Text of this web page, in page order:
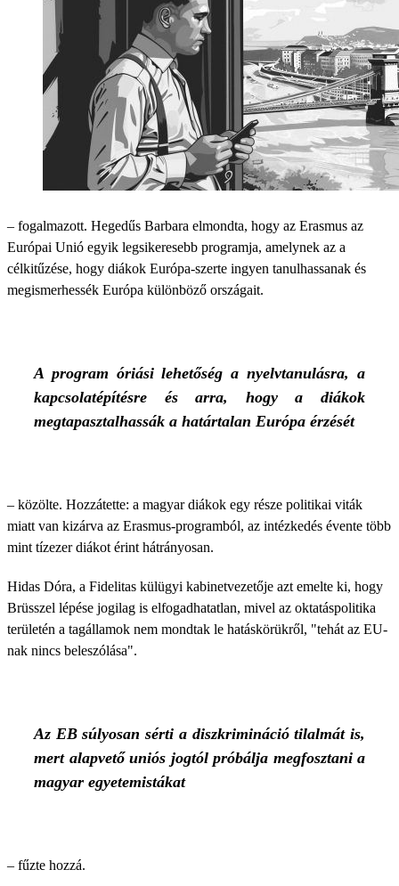
– fogalmazott. Hegedűs Barbara elmondta, hogy az Erasmus az
Európai Unió egyik legsikeresebb programja, amelynek az a
célkitűzése, hogy diákok Európa-szerte ingyen tanulhassanak és
megismerhessék Európa különböző országait.
A program óriási lehetőség a nyelvtanulásra, a
kapcsolatépítésre és arra, hogy a diákok
megtapasztalhassák a határtalan Európa érzését
– közölte. Hozzátette: a magyar diákok egy része politikai viták
miatt van kizárva az Erasmus-programból, az intézkedés évente több
mint tízezer diákot érint hátrányosan.
Hidas Dóra, a Fidelitas külügyi kabinetvezetője azt emelte ki, hogy
Brüsszel lépése jogilag is elfogadhatatlan, mivel az oktatáspolitika
területén a tagállamok nem mondtak le hatáskörükről, "tehát az EU-
nak nincs beleszólása".
Az EB súlyosan sérti a diszkrimináció tilalmát is,
mert alapvető uniós jogtól próbálja megfosztani a
magyar egyetemistákat
– fűzte hozzá.